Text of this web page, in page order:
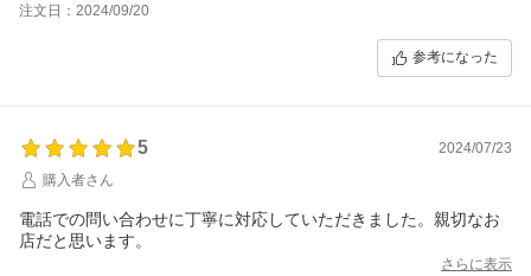
注文日：2024/09/20
参考になった
5
2024/07/23
購入者さん
電話での問い合わせに丁寧に対応していただきました。親切なお
店だと思います。
さらに表示